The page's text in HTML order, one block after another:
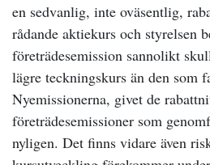
en sedvanlig, inte oväsentlig,
rådande aktiekurs och styrelsen
företrädesemission sannolikt
lägre teckningskurs än den som
Nyemissionerna, givet de
företrädesemissioner som
nyligen. Det finns vidare även